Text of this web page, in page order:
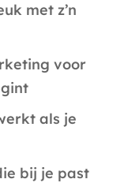
met z’n
voor
als je
bij je past